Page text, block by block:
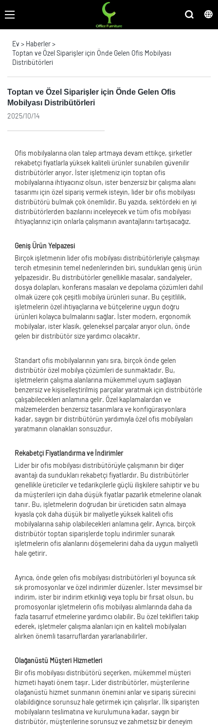
Ev > Haberler>
Toptan ve Özel Siparişler için Önde Gelen Ofis Mobilyası
Distribütörleri
Toptan ve Özel Siparişler için Önde Gelen Ofis
Mobilyası Distribütörleri
2025/10/14
Ofis mobilyalarına olan talep artmaya devam ettikçe, şirketler
rekabetçi fiyatlarla yüksek kaliteli ürünler sunabilen güvenilir
distribütörler arıyor. İster işletmeniz için toptan ofis
mobilyalarına ihtiyacınız olsun, ister benzersiz bir çalışma alanı
tasarımı için özel sipariş vermek isteyin, lider bir ofis mobilyası
distribütörü bulmak çok önemlidir. Bu yazıda, sektördeki en iyi
distribütörlerden bazılarını inceleyecek ve tüm ofis mobilyası
ihtiyaçlarınız için onlarla çalışmanın avantajlarını tartışacağız.
Geniş Ürün Yelpazesi
Birçok işletmenin lider ofis mobilyası distribütörleriyle çalışmayı
tercih etmesinin temel nedenlerinden biri, sundukları geniş ürün
yelpazesidir. Bu distribütörler genellikle masalar, sandalyeler,
dosya dolapları, konferans masaları ve depolama çözümleri dahil
olmak üzere çok çeşitli mobilya ürünleri sunar. Bu çeşitlilik,
işletmelerin özel ihtiyaçlarına ve bütçelerine uygun doğru
ürünleri kolayca bulmalarını sağlar. İster modern, ergonomik
mobilyalar, ister klasik, geleneksel parçalar arıyor olun, önde
gelen bir distribütör size yardımcı olacaktır.
Standart ofis mobilyalarının yanı sıra, birçok önde gelen
distribütör özel mobilya çözümleri de sunmaktadır. Bu,
işletmelerin çalışma alanlarına mükemmel uyum sağlayan
benzersiz ve kişiselleştirilmiş parçalar yaratmak için distribütörle
çalışabilecekleri anlamına gelir. Özel kaplamalardan ve
malzemelerden benzersiz tasarımlara ve konfigürasyonlara
kadar, saygın bir distribütörün yardımıyla özel ofis mobilyaları
yaratmanın olanakları sonsuzdur.
Rekabetçi Fiyatlandırma ve İndirimler
Lider bir ofis mobilyası distribütörüyle çalışmanın bir diğer
avantajı da sundukları rekabetçi fiyatlardır. Bu distribütörler
genellikle üreticiler ve tedarikçilerle güçlü ilişkilere sahiptir ve bu
da müşterileri için daha düşük fiyatlar pazarlık etmelerine olanak
tanır. Bu, işletmelerin doğrudan bir üreticiden satın almaya
kıyasla çok daha düşük bir maliyetle yüksek kaliteli ofis
mobilyalarına sahip olabilecekleri anlamına gelir. Ayrıca, birçok
distribütör toptan siparişlerde toplu indirimler sunarak
işletmelerin ofis alanlarını döşemelerini daha da uygun maliyetli
hale getirir.
Ayrıca, önde gelen ofis mobilyası distribütörleri yıl boyunca sık
sık promosyonlar ve özel indirimler düzenler. İster mevsimsel bir
indirim, ister bir indirim etkinliği veya toplu bir fırsat olsun, bu
promosyonlar işletmelerin ofis mobilyası alımlarında daha da
fazla tasarruf etmelerine yardımcı olabilir. Bu özel teklifleri takip
ederek, işletmeler çalışma alanları için en kaliteli mobilyaları
alırken önemli tasarruflardan yararlanabilirler.
Olağanüstü Müşteri Hizmetleri
Bir ofis mobilyası distribütörü seçerken, mükemmel müşteri
hizmeti hayati önem taşır. Lider distribütörler, müşterilerine
olağanüstü hizmet sunmanın önemini anlar ve sipariş sürecini
olabildiğince sorunsuz hale getirmek için çalışırlar. İlk siparişten
mobilyaların teslimatına ve kurulumuna kadar, saygın bir
distribütör, müşterilerine sorunsuz ve zahmetsiz bir deneyim